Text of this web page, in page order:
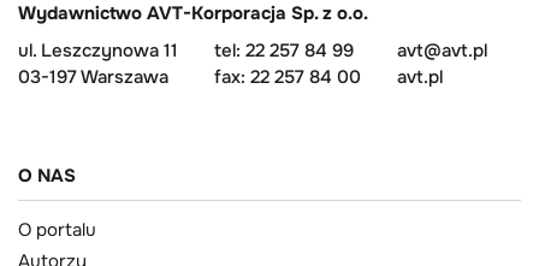
Wydawnictwo AVT-Korporacja Sp. z o.o.
ul. Leszczynowa 11
03-197 Warszawa
tel: 22 257 84 99
fax: 22 257 84 00
avt@avt.pl
avt.pl
O NAS
O portalu